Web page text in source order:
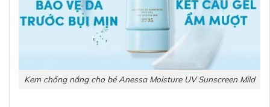
Kem chống nắng cho bé Anessa Moisture UV Sunscreen Mild